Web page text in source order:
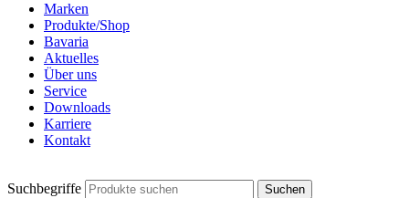
Marken
Produkte/Shop
Bavaria
Aktuelles
Über uns
Service
Downloads
Karriere
Kontakt
Suchbegriffe